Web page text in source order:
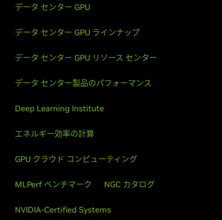
データ センター GPU
データ センター GPU ラインナップ
データ センター GPU リソース センター
データ センター製品のパフォーマンス
Deep Learning Institute
エネルギー効率の計算
GPU クラウド コンピューティング
MLPerf ベンチマーク NGC カタログ
NVIDIA-Certified Systems